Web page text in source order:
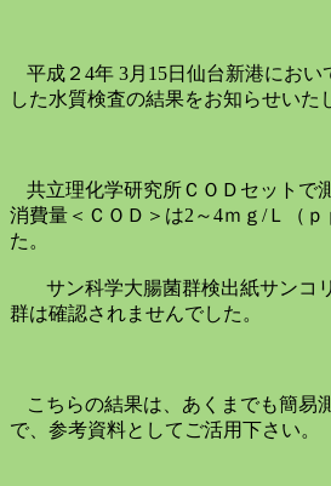
平成２ 4年 3月15日仙台新港におい
した水質検査の結果をお知らせいた
共立理化学研究所ＣＯＤセットで
消費量＜ＣＯＤ＞は2～4ｍｇ /Ｌ（ｐ
た。
サン科学大腸菌群検出紙サンコ
群は確認されませんでした。
こちらの結果は、あくまでも簡易
で、参考資料としてご活用下さい。